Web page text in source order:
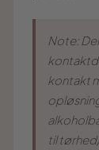
Note:
kontakt
til